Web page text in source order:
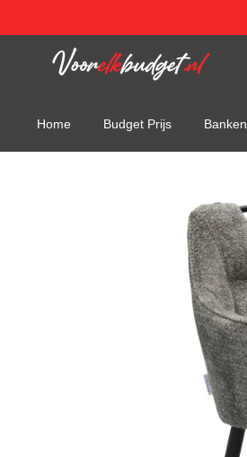
direct
Home Budget Prijs Banken